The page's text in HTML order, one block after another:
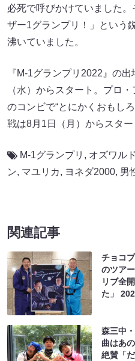
必死で呼びかけていました
ザー1グランプリ！」という
沸いていました。
『M-1グランプリ2022』の
（水）からスタート。プロ
のコンビで“とにかくおもし
戦は8月1日（月）からスター
M-1グランプリ , オズワルド
ン, マユリカ, ヨネダ2000, 男
関連記事
チョコ
のツア
リブ全
た」
森三中
曲はあ
絶賛「